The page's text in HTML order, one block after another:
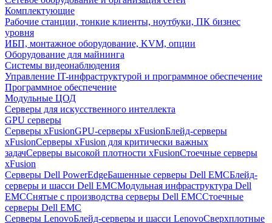
Комплектующие
Рабочие станции, тонкие клиенты, ноутбуки, ПК бизнес
уровня
ИБП, монтажное оборудование, KVM, опции
Оборудование для майнинга
Системы видеонаблюдения
Управление IT-инфраструктурой и программное обеспечение
Программное обеспечение
Модульные ЦОД
Серверы для искусственного интеллекта
GPU серверы
Серверы xFusionGPU-серверы xFusionБлейд-серверы
xFusionСерверы xFusion для критически важных
задачСерверы высокой плотности xFusionСтоечные серверы
xFusion
Серверы Dell PowerEdgeБашенные серверы Dell EMCБлейд-
серверы и шасси Dell EMCМодульная инфраструктура Dell
EMCСнятые с производства серверы Dell EMCСтоечные
серверы Dell EMC
Серверы LenovoБлейд-серверы и шасси LenovoСверхплотные